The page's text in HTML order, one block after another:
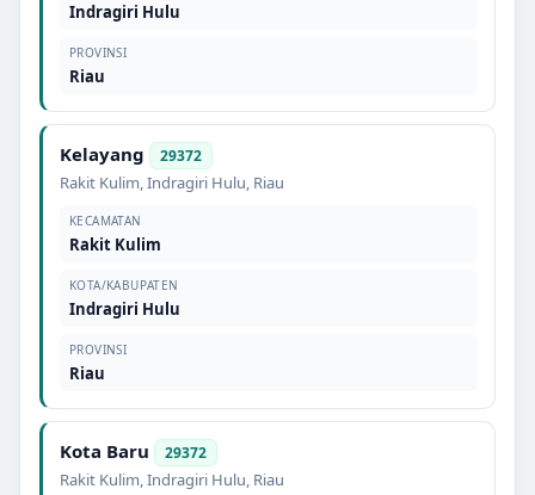
Indragiri Hulu
PROVINSI
Riau
Kelayang 29372
Rakit Kulim,Indragiri Hulu, Riau
KECAMATAN
Rakit Kulim
KOTA/KABUPATEN
Indragiri Hulu
PROVINSI
Riau
Kota Baru 29372
Rakit Kulim,Indragiri Hulu, Riau